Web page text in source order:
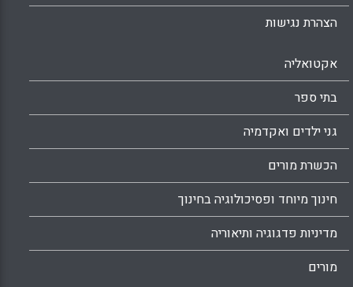
הצהרת נגישות
אקטואליה
בתי ספר
גני ילדים ואקדמיה
הכשרת מורים
חינוך מיוחד ופסיכולוגיה בחינוך
מדיניות פדגוגיה ותיאוריה
מורים